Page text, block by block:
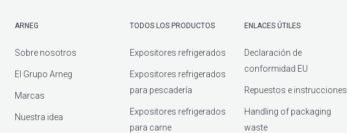
ARNEG
Sobre nosotros
El Grupo Arneg
Marcas
Nuestra idea
TODOS LOS PRODUCTOS
Expositores refrigerados
Expositores refrigerados
para pescadería
Expositores refrigerados
para carne
ENLACES ÚTILES
Declaración de
conformidad EU
Repuestos e instrucciones
Handling of packaging
waste